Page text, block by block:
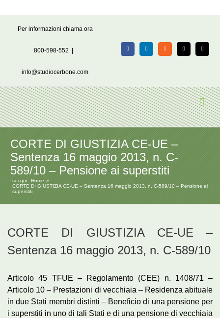
Per informazioni chiama ora
800-598-552
info@studiocerbone.com
FacebookLinkedIn Rss X Email
CORTE DI GIUSTIZIA CE-UE –
Sentenza 16 maggio 2013, n. C-
589/10 – Pensione ai superstiti
sei qui:
Home
CORTE DI GIUSTIZIA CE-UE – Sentenza 16 maggio 2013, n. C-589/10 – Pensione ai
superstiti
CORTE DI GIUSTIZIA CE-UE –
Sentenza 16 maggio 2013, n. C-589/10
Articolo 45 TFUE – Regolamento (CEE) n. 1408/71 –
Articolo 10 – Prestazioni di vecchiaia – Residenza abituale
in due Stati membri distinti – Beneficio di una pensione per
i superstiti in uno di tali Stati e di una pensione di vecchiaia